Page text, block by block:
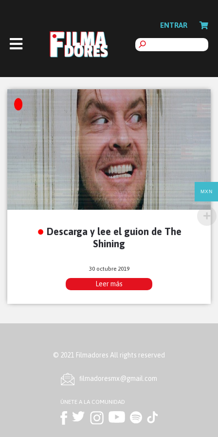
ENTRAR
Descarga y lee el guion de The
Shining
30 octubre 2019
Leer más
© 2021 Filmadores All rights reserved
ﬁlmadoresmx@gmail.com
ÚNETE A LA COMUNIDAD
MXN